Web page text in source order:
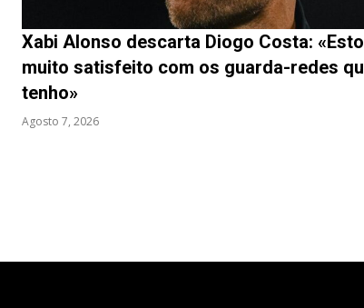
Xabi Alonso descarta Diogo Costa:
muito satisfeito com os guarda-redes
tenho»
Agosto 7, 2026